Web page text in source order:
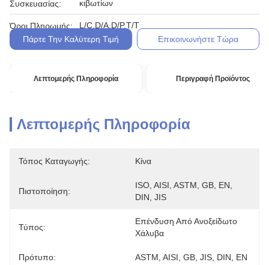
Συσκευασίας:
κιβωτίων
Όροι Πληρωμής:
L/C,D/A,D/P,T/T
Πάρτε Την Καλύτερη Τιμή
Επικοινωνήστε Τώρα
Λεπτομερής Πληροφορία Περιγραφή Προϊόντος
Λεπτομερής Πληροφορία
Τόπος Καταγωγής: Κίνα
Πιστοποίηση:
ISO, AISI, ASTM, GB, EN,
DIN, JIS
Τύπος:
Επένδυση Από Ανοξείδωτο
Χάλυβα
Πρότυπο: ASTM, AISI, GB, JIS, DIN, EN